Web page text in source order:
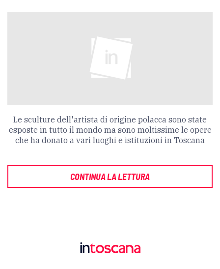
Le sculture dell'artista di origine polacca sono state
esposte in tutto il mondo ma sono moltissime le opere
che ha donato a vari luoghi e istituzioni in Toscana
CONTINUA LA LETTURA